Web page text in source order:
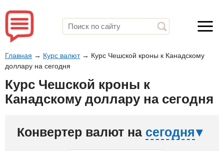
Главная → Курс валют→ Курс Чешской кроны к Канадскому
доллару на сегодня
Курс Чешской кроны к
Канадскому доллару на сегодня
Конвертер валют на сегодня